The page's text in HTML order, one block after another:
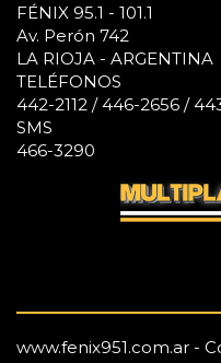
FÉNIX 95.1 - 101.1
Av. Perón 742
LA RIOJA - ARGENTINA
TELÉFONOS
442-2112 / 446-2656 /
SMS
466-3290
www.fenix951.com.ar -